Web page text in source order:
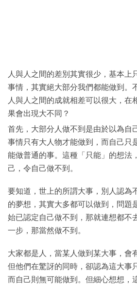
閱
專
區
人與人之間的差別其實很少，基本上
事情，其實絕大部分我們都能做到。
人與人之間的成就相差可以很大，在
果會出現大不同？
首先，大部分人做不到是由於以為自
事情只有大人物才能做到，而自己只
能做普通的事。這種「只能」的想法
己，令自己做不到。
要知道，世上的所謂大事，別人認為
的夢想，其實大多都可以做到，問題
始已認定自己做不到，那就連想都不
一步，那當然做不到。
大家都是人，當某人做到某大事，會
但他們在驚訝的同時，卻認為這大事
而自己則無可能做到。但細心想想，